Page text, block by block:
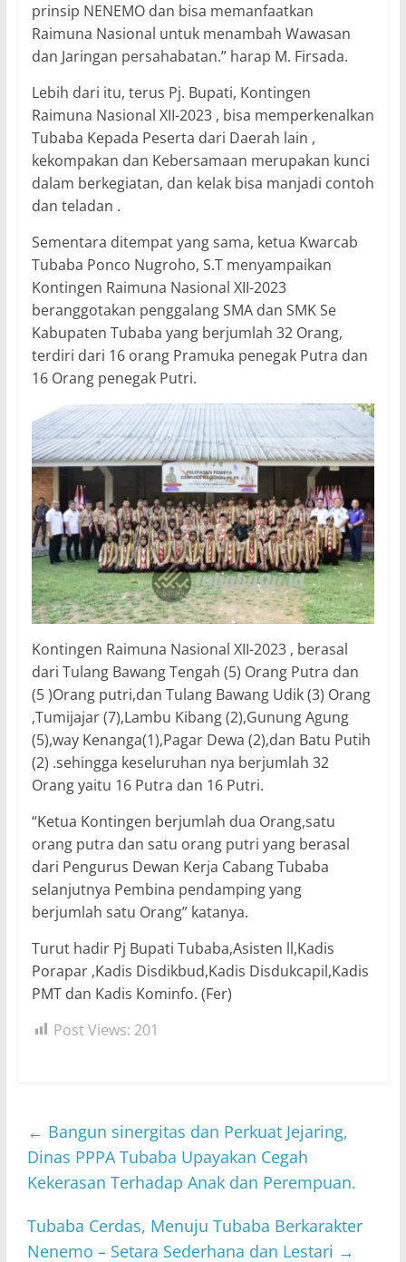
prinsip NENEMO dan bisa memanfaatkan
Raimuna Nasional untuk menambah Wawasan
dan Jaringan persahabatan.” harap M. Firsada.
Lebih dari itu, terus Pj. Bupati, Kontingen
Raimuna Nasional XII-2023 , bisa memperkenalkan
Tubaba Kepada Peserta dari Daerah lain ,
kekompakan dan Kebersamaan merupakan kunci
dalam berkegiatan, dan kelak bisa manjadi contoh
dan teladan .
Sementara ditempat yang sama, ketua Kwarcab
Tubaba Ponco Nugroho, S.T menyampaikan
Kontingen Raimuna Nasional XII-2023
beranggotakan penggalang SMA dan SMK Se
Kabupaten Tubaba yang berjumlah 32 Orang,
terdiri dari 16 orang Pramuka penegak Putra dan
16 Orang penegak Putri.
Kontingen Raimuna Nasional XII-2023 , berasal
dari Tulang Bawang Tengah (5) Orang Putra dan
(5 )Orang putri,dan Tulang Bawang Udik (3) Orang
,Tumijajar (7),Lambu Kibang (2),Gunung Agung
(5),way Kenanga(1),Pagar Dewa (2),dan Batu Putih
(2) .sehingga keseluruhan nya berjumlah 32
Orang yaitu 16 Putra dan 16 Putri.
“Ketua Kontingen berjumlah dua Orang,satu
orang putra dan satu orang putri yang berasal
dari Pengurus Dewan Kerja Cabang Tubaba
selanjutnya Pembina pendamping yang
berjumlah satu Orang” katanya.
Turut hadir Pj Bupati Tubaba,Asisten ll,Kadis
Porapar ,Kadis Disdikbud,Kadis Disdukcapil,Kadis
PMT dan Kadis Kominfo. (Fer)
Post Views: 201
← Bangun sinergitas dan Perkuat Jejaring,
Dinas PPPA Tubaba Upayakan Cegah
Kekerasan Terhadap Anak dan Perempuan.
Tubaba Cerdas, Menuju Tubaba Berkarakter
Nenemo – Setara Sederhana dan Lestari →